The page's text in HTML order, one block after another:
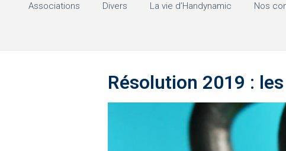
Associations Divers La vie d’Handynamic Nos
Résolution 2019 :